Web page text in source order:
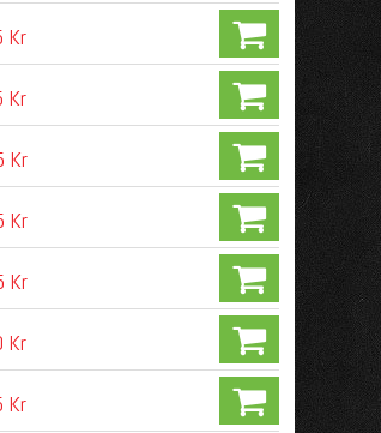
Kr
Kr
Kr
Kr
Kr
Kr
Kr